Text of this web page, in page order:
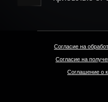
Согласие на
Согласие на
Соглашение о